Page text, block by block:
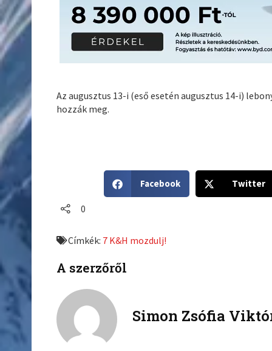
Az augusztus 13-i (eső esetén augusztus 14-i)
hozzák meg.
h
o
f
b
Facebook
h
t
t
Twitter
0
Címkék: 7 K&H mozdulj!
A szerzőről
Simon Zsófia